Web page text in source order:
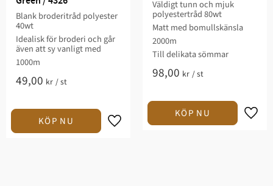
Blank broderitråd polyester
40wt
Idealisk för broderi och går
även att sy vanligt med
1000m
49,00 kr /st
Väldigt tunn och mjuk
polyestertråd 80wt
Matt med bomullskänsla
2000m
Till delikata sömmar
98,00 kr /st